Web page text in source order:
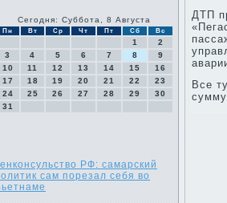
Сегодня: Суббота, 8 Августа
Пн Вт Ср Чт Пт Сб Вс
1
2
3
4 5 6 7 8
9
10
11 12 13 14 15
16
17
18 19 20 21 22
23
24
25 26 27 28 29
30
31
РФ: самарский
сам порезал себя во
ДТП
Все